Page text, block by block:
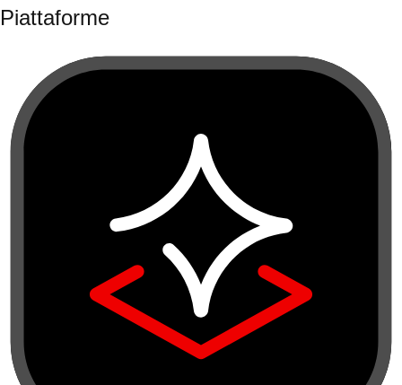
Piattaforme